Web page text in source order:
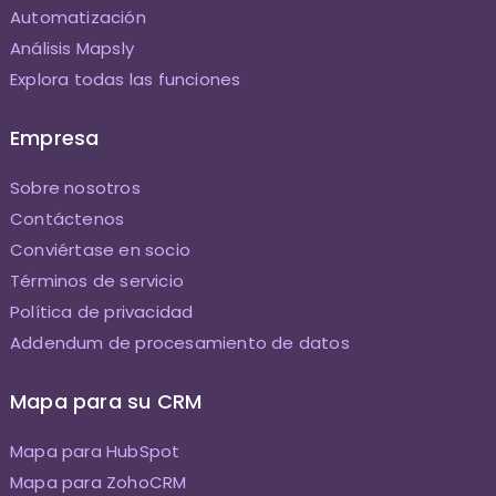
Automatización
Análisis Mapsly
Explora todas las funciones
Empresa
Sobre nosotros
Contáctenos
Conviértase en socio
Términos de servicio
Política de privacidad
Addendum de procesamiento de datos
Mapa para su CRM
Mapa para HubSpot
Mapa para ZohoCRM